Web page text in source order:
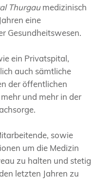
Thurgaumedizinisch
eine
Gesundheitswesen.
ein Privatspital,
auch sämtliche
der öffentlichen
und mehr in der
sowie
um die Medizin
zu halten und stetig
letzten Jahren zu